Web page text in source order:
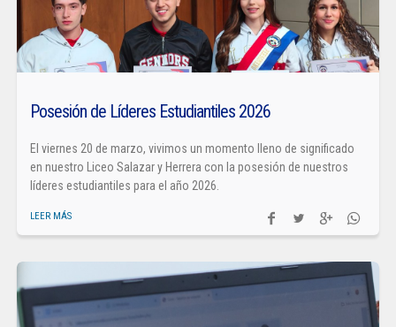
Posesión de Líderes Estudiantiles 2026
El viernes 20 de marzo, vivimos un momento lleno de significado
en nuestro Liceo Salazar y Herrera con la posesión de nuestros
líderes estudiantiles para el año 2026.
LEER MÁS